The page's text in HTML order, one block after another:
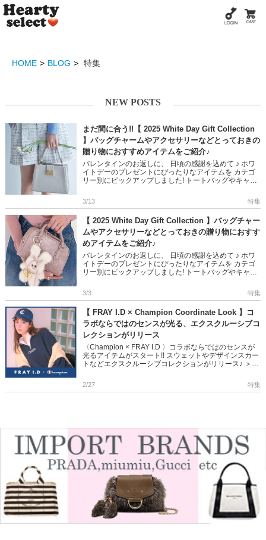
HOME BLOG 特集
NEW POSTS
まだ間に合う!!【 2025 White Day Gift Collection
】バッグチャームやアクセサリーなどとっておきの
贈り物におすすめアイテムをご紹介♪
バレンタインのお返しに、 日頃の感謝を込めて ♪ ホワ
イトデーのプレゼントにぴったりなアイテムを カテゴ
リー別にピックアップしました! トートバッグやキャッ
でいつものコー […]
3/13 特集
【 2025 White Day Gift Collection 】バッグチャー
ムやアクセサリーなどとっておきの贈り物におすす
めアイテムをご紹介♪
バレンタインのお返しに、 日頃の感謝を込めて ♪ ホワ
イトデーのプレゼントにぴったりなアイテムを カテゴ
リー別にピックアップしました! トートバッグやキャッ
でいつものコー […]
3/3 特集
【 FRAY I.D × Champion Coordinate Look 】コ
ラボならではのセンスが光る、エクスクルーシブコ
レクションがリリース
〈Champion × FRAY I.D 〉コラボならではのセンスが
光るアイテムがスタート!! スウェットやデザインスカー
トなどエクスクルーシブコレクションがリリース♪ ＞＞
2/27 特集